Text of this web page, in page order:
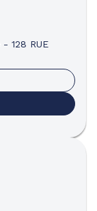
- 128 RUE